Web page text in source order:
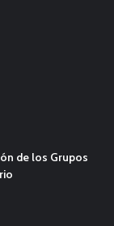
de los Grupos